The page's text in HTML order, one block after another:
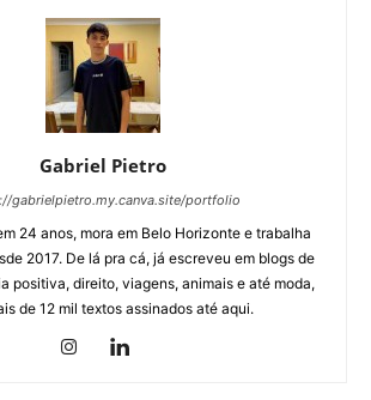
Gabriel Pietro
gabrielpietro.my.canva.site/portfolio
24 anos, mora em Belo Horizonte e trabalha
2017. De lá pra cá, já escreveu em blogs de
positiva, direito, viagens, animais e até moda,
de 12 mil textos assinados até aqui.